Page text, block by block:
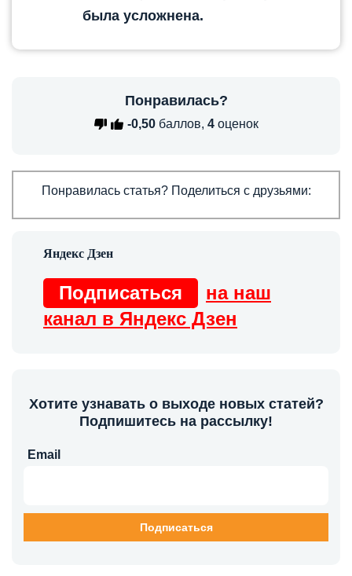
была усложнена.
Понравилась?
-0,50баллов, 4оценок
Понравилась статья? Поделиться с друзьями:
Подписаться
на наш
канал в Яндекс Дзен
Хотите узнавать о выходе новых статей?
Подпишитесь на рассылку!
Email